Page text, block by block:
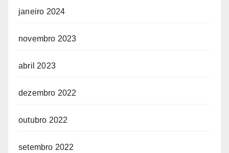
janeiro 2024
novembro 2023
abril 2023
dezembro 2022
outubro 2022
setembro 2022